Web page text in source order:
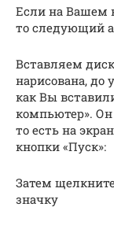
Если на Вашем
то следующий
Вставляем
нарисована, до
как Вы
компьютер». Он
то есть на
кнопки «Пуск»:
Затем
значку